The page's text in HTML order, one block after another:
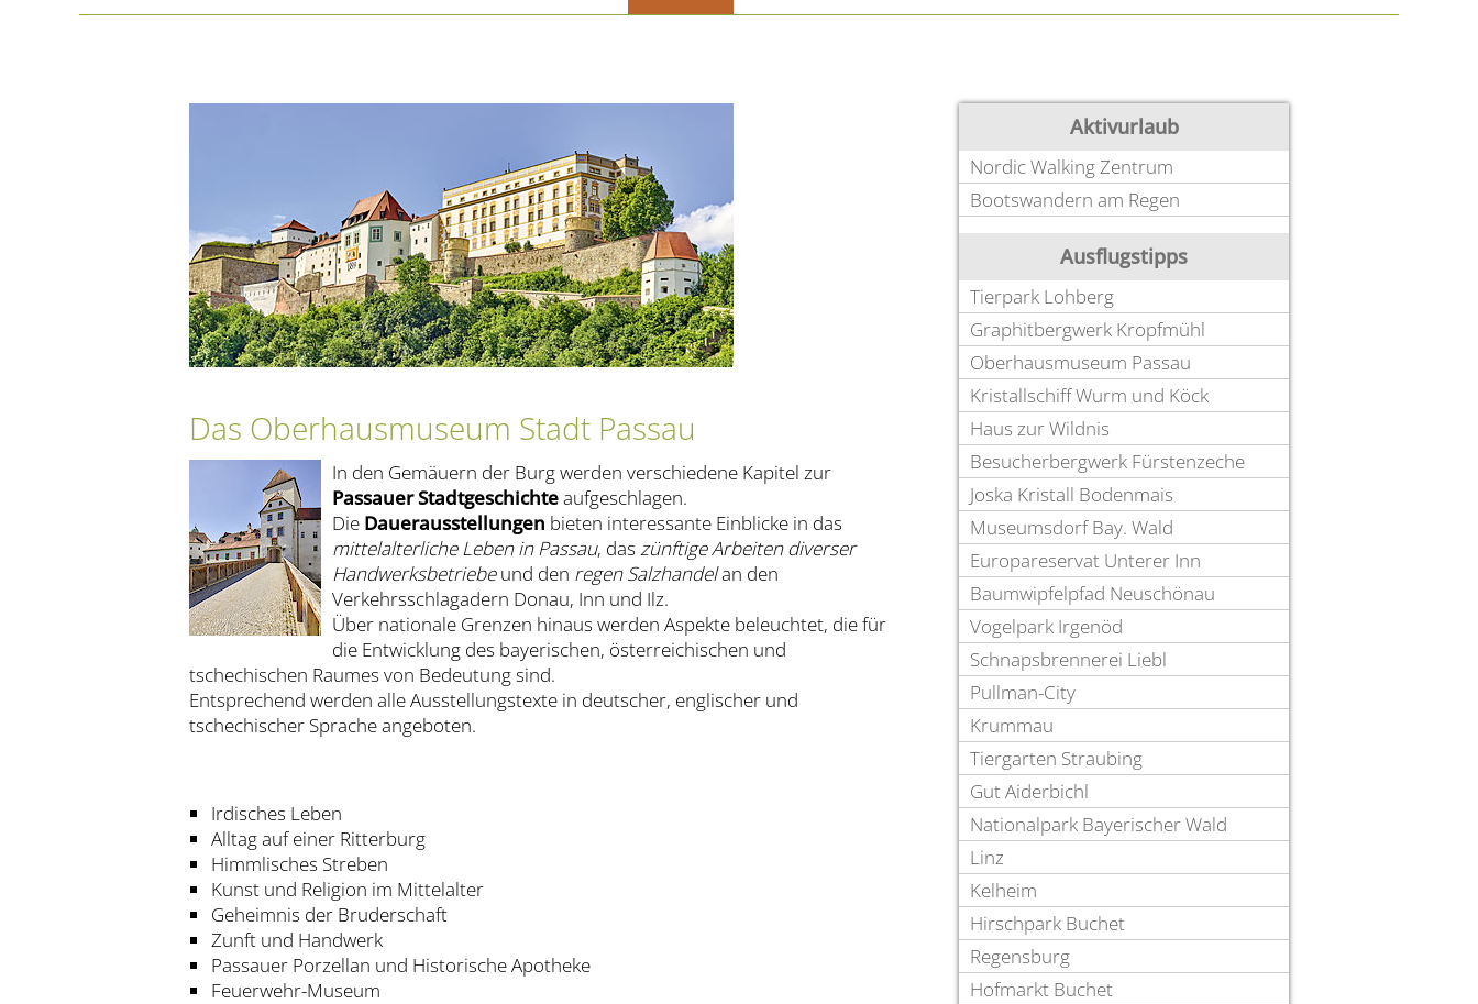
Das Oberhausmuseum Stadt Passau
In den Gemäuern der Burg werden verschiedene Kapitel zur
Passauer Stadtgeschichteaufgeschlagen.
Die Dauerausstellungen bieten interessante Einblicke in das
mittelalterliche Leben in Passau, daszünftige Arbeiten diverser
Handwerksbetriebeund den regen Salzhandelan den
Verkehrsschlagadern Donau, Inn und Ilz.
Über nationale Grenzen hinaus werden Aspekte beleuchtet, die für
die Entwicklung des bayerischen, österreichischen und
tschechischen Raumes von Bedeutung sind.
Entsprechend werden alle Ausstellungstexte in deutscher, englischer und
tschechischer Sprache angeboten.
Irdisches Leben
Alltag auf einer Ritterburg
Himmlisches Streben
Kunst und Religion im Mittelalter
Geheimnis der Bruderschaft
Zunft und Handwerk
Passauer Porzellan und Historische Apotheke
Feuerwehr-Museum
Aktivurlaub
Nordic Walking Zentrum
Bootswandern am Regen
Ausflugstipps
Tierpark Lohberg
Graphitbergwerk Kropfmühl
Oberhausmuseum Passau
Kristallschiff Wurm und Köck
Haus zur Wildnis
Besucherbergwerk Fürstenzeche
Joska Kristall Bodenmais
Museumsdorf Bay. Wald
Europareservat Unterer Inn
Baumwipfelpfad Neuschönau
Vogelpark Irgenöd
Schnapsbrennerei Liebl
Pullman-City
Krummau
Tiergarten Straubing
Gut Aiderbichl
Nationalpark Bayerischer Wald
Linz
Kelheim
Hirschpark Buchet
Regensburg
Hofmarkt Buchet